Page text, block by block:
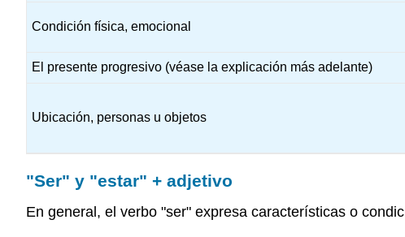
Condición física, emocional
El presente progresivo (véase la explicación más adelante)
Ubicación, personas u objetos
"Ser" y "estar" + adjetivo
En general, el verbo "ser" expresa características o